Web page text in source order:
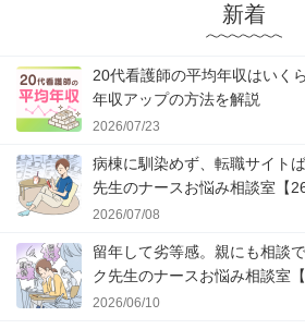
新着
20代看護師の平均年収はいく
年収アップの方法を解説
2026/07/23
病棟に馴染めず、転職サイト
先生のナースお悩み相談室【26
2026/07/08
留年して劣等感。親にも相談
ク先生のナースお悩み相談室【
2026/06/10